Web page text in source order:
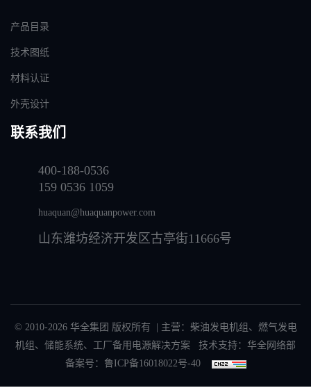
产品目录
技术图纸
材料认证
外壳设计
联系我们
400-188-0536
159 0536 1059
huaquan@huaquanpower.com
山东潍坊经济开发区古亭街11666号
© 2010-2026 华全集团 版权所有 | 主营： 柴油发电机组 、 燃气发电
机组 、 储能系统、 工厂备用电源解决方案 技术支持：华全网络部
备案号： 鲁ICP备16018022号-40